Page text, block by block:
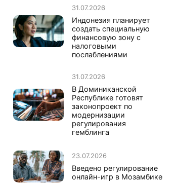
31.07.2026
Индонезия планирует
создать специальную
финансовую зону с
налоговыми
послаблениями
31.07.2026
В Доминиканской
Республике готовят
законопроект по
модернизации
регулирования
гемблинга
23.07.2026
Введено регулирование
онлайн-игр в Мозамбике